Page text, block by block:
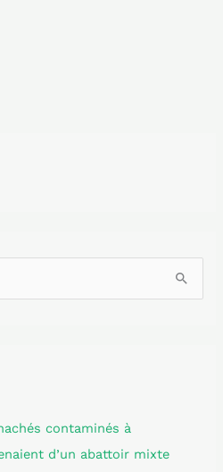
contaminés à
d’un abattoir mixte